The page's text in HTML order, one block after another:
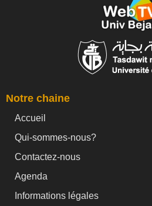
Notre chaine
Accueil
Qui-sommes-nous?
Contactez-nous
Agenda
Informations légales